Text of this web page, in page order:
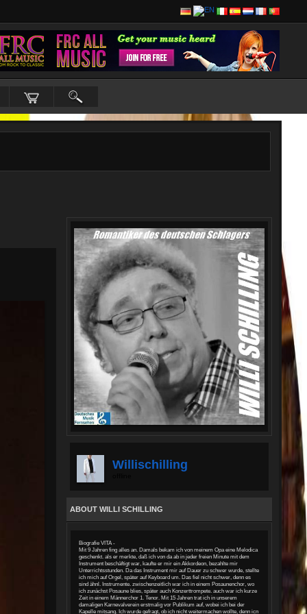
Willischilling
ABOUT WILLI SCHILLING
Biografie VITA -
Mit 9 Jahren fing alles an. Damals bekam ich von meinem Opa eine Melodica
geschenkt. als er merkte, daß ich von da ab in jeder freien Minute mit dem
Instrument beschäftigt war, kaufte er mir ein Akkordeon, bezahlte mir
Unterrichtsstunden. Da das Instrument mir auf Dauer zu schwer wurde, stellte
ich mich auf Orgel, später auf Keyboard um. Das fiel nicht schwer, denn es
sind ähnl. Instrumente. zwischenzeitlich war ich in einem Posaunenchor, wo
ich zunächst Posaune blies, später auch Konzerttrompete. auch war ich kurze
Zeit in einem Männerchor 1. Tenor. Mit 15 Jahren trat ich in unserem
damaligen Karnevalverein erstmalig vor Publikum auf, wobei ich bei der
Kapelle mitsang. Ich wurde gefragt, ob ich nicht weitermachen wollte, denn icn